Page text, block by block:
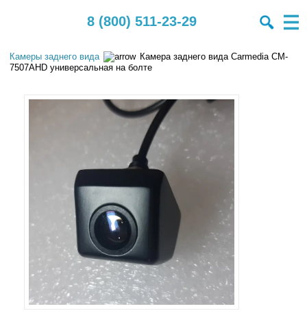
8 (800) 511-23-29
Камеры заднего вида
Камера заднего вида Carmedia CM-
7507AHD универсальная на болте